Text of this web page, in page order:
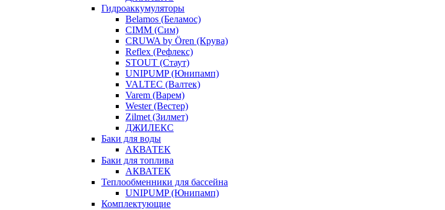
Гидроаккумуляторы
Belamos (Беламос)
CIMM (Сим)
CRUWA by Ören (Крува)
Reflex (Рефлекс)
STOUT (Стаут)
UNIPUMP (Юнипамп)
VALTEC (Валтек)
Varem (Варем)
Wester (Вестер)
Zilmet (Зилмет)
ДЖИЛЕКС
Баки для воды
АКВАТЕК
Баки для топлива
АКВАТЕК
Теплообменники для бассейна
UNIPUMP (Юнипамп)
Комплектующие